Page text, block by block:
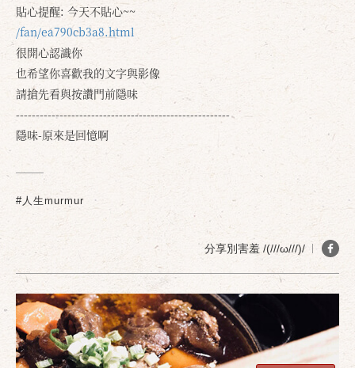
貼心提醒: 今天不貼心~~
/fan/ea790cb3a8.html
很開心認識你
也希望你喜歡我的文字與影像
請搶先看與按讚門前隱味
------------------------------------------------------
隱味-原來是回憶啊
#人生murmur
分享別害羞 /(///ω///)/